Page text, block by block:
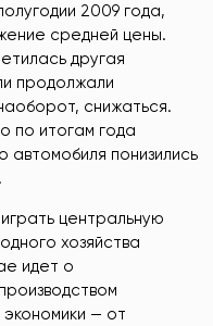
2009 года,
средней цены.
другая
продолжали
снижаться.
по итогам года
понизились
центральную
хозяйства
идет о
— от